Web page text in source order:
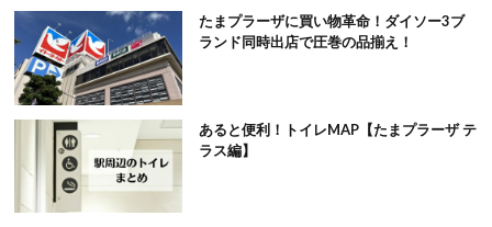
たまプラーザに買い物革命！ダイソー3ブ
ランド同時出店で圧巻の品揃え！
あると便利！トイレMAP【たまプラーザ テ
ラス編】